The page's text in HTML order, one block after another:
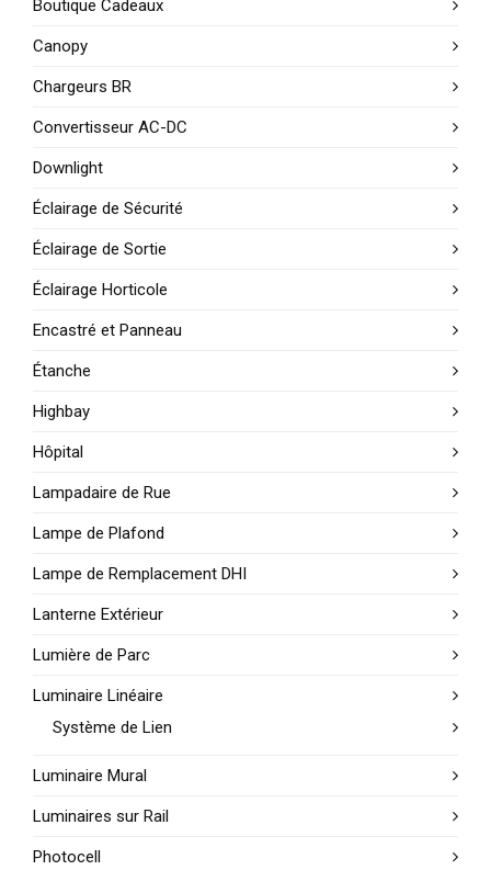
Boutique Cadeaux
Canopy
Chargeurs BR
Convertisseur AC-DC
Downlight
Éclairage de Sécurité
Éclairage de Sortie
Éclairage Horticole
Encastré et Panneau
Étanche
Highbay
Hôpital
Lampadaire de Rue
Lampe de Plafond
Lampe de Remplacement DHI
Lanterne Extérieur
Lumière de Parc
Luminaire Linéaire
Système de Lien
Luminaire Mural
Luminaires sur Rail
Photocell